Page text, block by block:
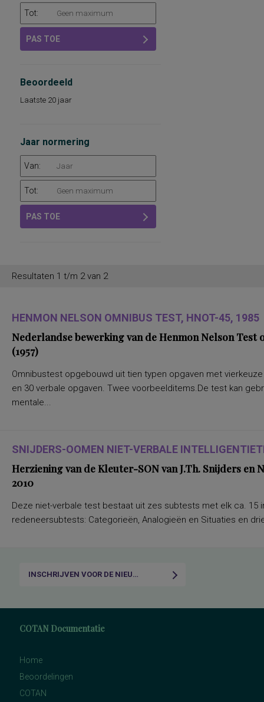
Tot:
PAS TOE
Beoordeeld
Laatste 20 jaar
Jaar normering
Van:
Tot:
PAS TOE
Resultaten 1 t/m 2 van 2
HENMON NELSON OMNIBUS TEST, HNOT-45, 1985
Nederlandse bewerking van de Henmon Nelson
(1957)
Omnibustest opgebouwd uit tien typen opgaven met
en 30 verbale opgaven. Twee voorbeelditems.De test kan
mentale...
SNIJDERS-OOMEN NIET-VERBALE
Herziening van de Kleuter-SON van J.Th. Snijders en
2010
Deze niet-verbale test bestaat uit zes subtests met elk ca. 15
redeneersubtests: Categorieën, Analogieën en Situaties en
INSCHRIJVEN VOOR DE NIEUWSBRIEF
COTAN Documentatie
Home
Beoordelingen
COTAN